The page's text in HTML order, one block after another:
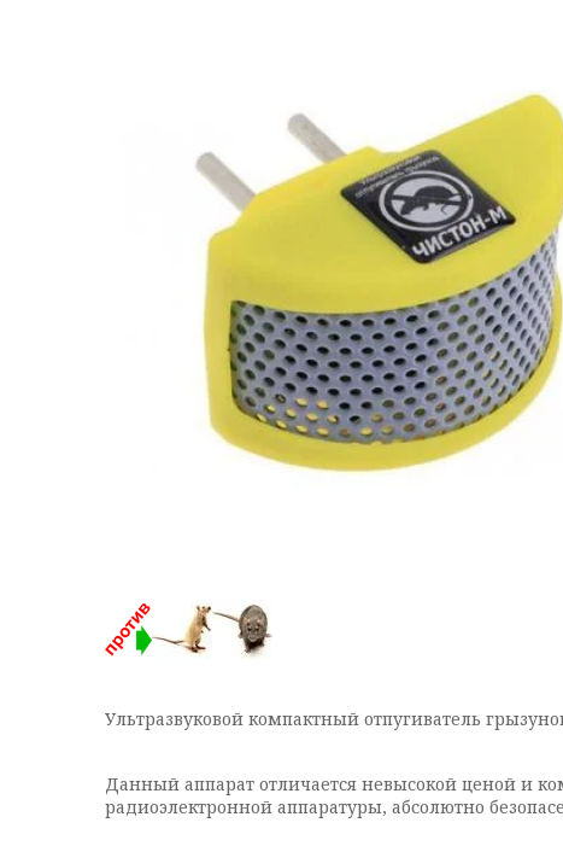
Ультразвуковой компактный отпугиватель
Данный аппарат отличается невысокой ценой и
радиоэлектронной аппаратуры, абсолютно